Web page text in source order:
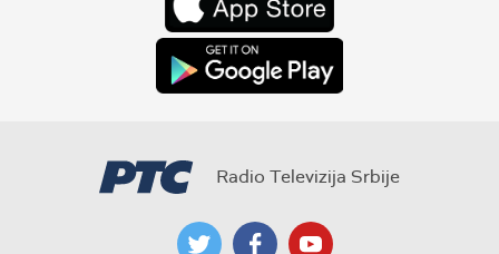
Radio Televizija Srbije